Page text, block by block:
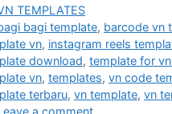
TEMPLATES
bagi template, barcode vn
vn, instagram reels
download, template for
vn, templates, vn code
terbaru, vn template, vn
a comment